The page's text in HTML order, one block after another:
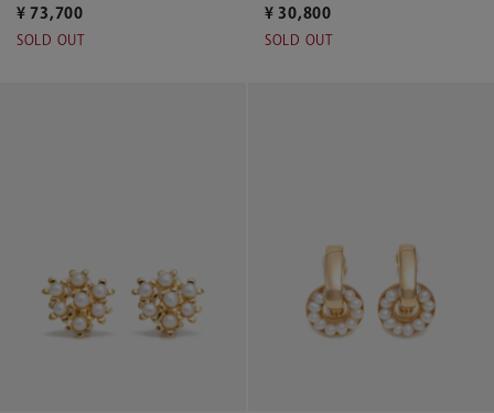
¥ 73,700
SOLD OUT
¥ 30,800
SOLD OUT